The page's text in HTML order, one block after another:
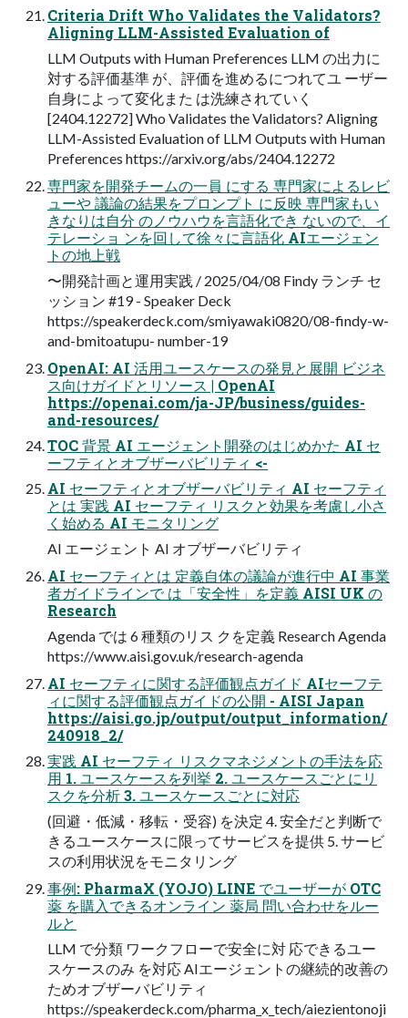
Criteria Drift Who Validates the Validators?
Aligning LLM-Assisted Evaluation of
LLM Outputs with Human Preferences LLM の出力に
対する評価基準 が、評価を進めるにつれてユ ーザー
自身によって変化また は洗練されていく
[2404.12272] Who Validates the Validators? Aligning
LLM-Assisted Evaluation of LLM Outputs with Human
Preferences https://arxiv.org/abs/2404.12272
専門家を開発チームの一員 にする 専門家によるレビ
ューや 議論の結果をプロンプト に反映 専門家もい
きなりは自分 のノウハウを言語化でき ないので、イ
テレーショ ンを回して徐々に言語化 AIエージェン
トの地上戦
〜開発計画と運用実践 / 2025/04/08 Findy ランチ セ
ッション #19 - Speaker Deck
https://speakerdeck.com/smiyawaki0820/08-findy-w-
and-bmitoatupu- number-19
OpenAI: AI 活用ユースケースの発見と展開 ビジネ
ス向けガイドとリソース | OpenAI
https://openai.com/ja-JP/business/guides-
and-resources/
TOC 背景 AI エージェント開発のはじめかた AI セ
ーフティとオブザーバビリティ <-
AI セーフティとオブザーバビリティ AI セーフティ
とは 実践 AI セーフティ リスクと効果を考慮し小さ
く始める AI モニタリング
AI エージェント AI オブザーバビリティ
AI セーフティとは 定義自体の議論が進行中 AI 事業
者ガイドラインで は「安全性」を定義 AISI UK の
Research
Agenda では 6 種類のリス クを定義 Research Agenda
https://www.aisi.gov.uk/research-agenda
AI セーフティに関する評価観点ガイド AIセーフテ
ィに関する評価観点ガイドの公開 - AISI Japan
https://aisi.go.jp/output/output_information/
240918_2/
実践 AI セーフティ リスクマネジメントの手法を応
用 1. ユースケースを列挙 2. ユースケースごとにリ
スクを分析 3. ユースケースごとに対応
(回避・低減・移転・受容) を決定 4. 安全だと判断で
きるユースケースに限ってサービスを提供 5. サービ
スの利用状況をモニタリング
事例: PharmaX (YOJO) LINE でユーザーが OTC
薬 を購入できるオンライン 薬局 問い合わせをルー
ルと
LLM で分類 ワークフローで安全に対 応できるユー
スケースのみ を対応 AIエージェントの継続的改善の
ためオブザーバビリティ
https://speakerdeck.com/pharma_x_tech/aiezientonoji